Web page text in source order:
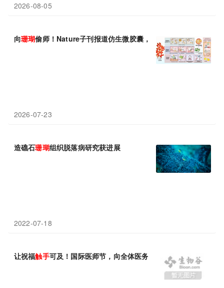
2026-08-05
向珊瑚偷师！Nature子刊报道仿生微胶囊，让工程菌穿上“智能战
2026-07-23
造礁石珊瑚组织脱落病研究获进展
2022-07-18
让祝福触手可及！国际医师节，向全体医务工作者致敬！